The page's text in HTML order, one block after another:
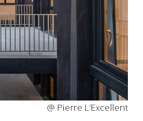
@ Pierre L’Excellent